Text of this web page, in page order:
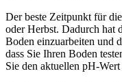
Der beste Zeitpunkt für
oder Herbst. Dadurch hat
Boden einzuarbeiten und
dass Sie Ihren Boden
Sie den aktuellen pH-Wert